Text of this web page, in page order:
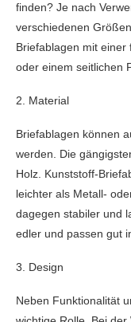
finden? Je nach
verschiedenen
Briefablagen mit einer
oder einem seitlichen
2. Material
Briefablagen können
werden. Die
Holz. Kunststoff-
leichter als Metall-
dagegen stabiler und
edler und passen gut
3. Design
Neben Funktionalität